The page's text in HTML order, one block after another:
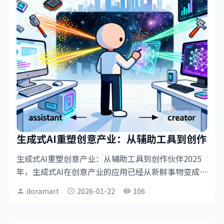
生成式AI重塑创意产业：从辅助工具到创作
生成式AI重塑创意产业：从辅助工具到创作伙伴2025
年，生成式AI在创意产业的应用已经从新鲜事物变成日
常工具。从文字创作到图像生成，从音乐制作到视频
编辑，AI正在深刻改变创意工作的方式，同时也引发了
person doramart schedule 2026-01-22 visibility 106